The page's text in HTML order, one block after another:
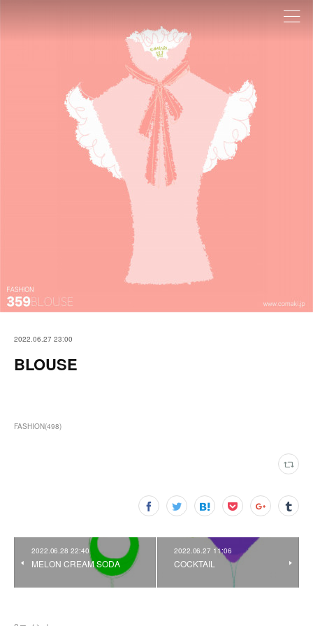
2022.06.27 23:00
BLOUSE
FASHION(498)
2022.06.28 22:40
MELON CREAM SODA
2022.06.27 11:06
COCKTAIL